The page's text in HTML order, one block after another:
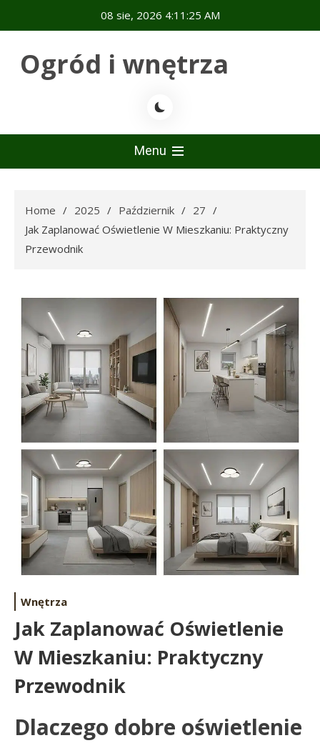
to
08 sie, 2026 4:11:26 AM
Ogród i wnętrza
Menu
Home 2025 Październik
27
Jak Zaplanować Oświetlenie W Mieszkaniu: Praktyczny
Przewodnik
Wnętrza
Jak Zaplanować Oświetlenie
W Mieszkaniu: Praktyczny
Przewodnik
Dlaczego dobre oświetlenie